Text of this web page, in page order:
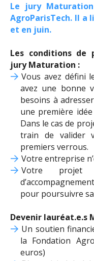
Le jury
AgroParisTech. Il a
et en juin.
Les conditions de
jury Maturation :
Vous avez défini
avez une bonne
besoins à
une première
Dans le cas de
train de valider
premiers verrous.
Votre entreprise
Votre
pour poursuivre
Devenir lauréat.e.s
Un soutien
la Fondation
euros)